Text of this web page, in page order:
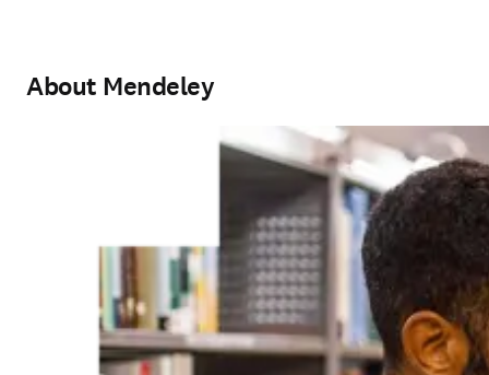
About Mendeley